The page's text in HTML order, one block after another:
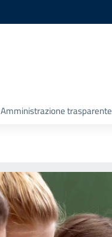
Amministrazione trasparente